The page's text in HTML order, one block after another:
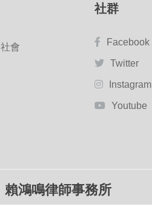
社會
社群
Facebook
Twitter
Instagram
Youtube
賴鴻鳴律師事務所